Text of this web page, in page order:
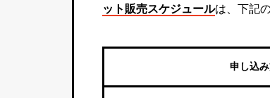
ット販売スケジュールは、下記
申し込